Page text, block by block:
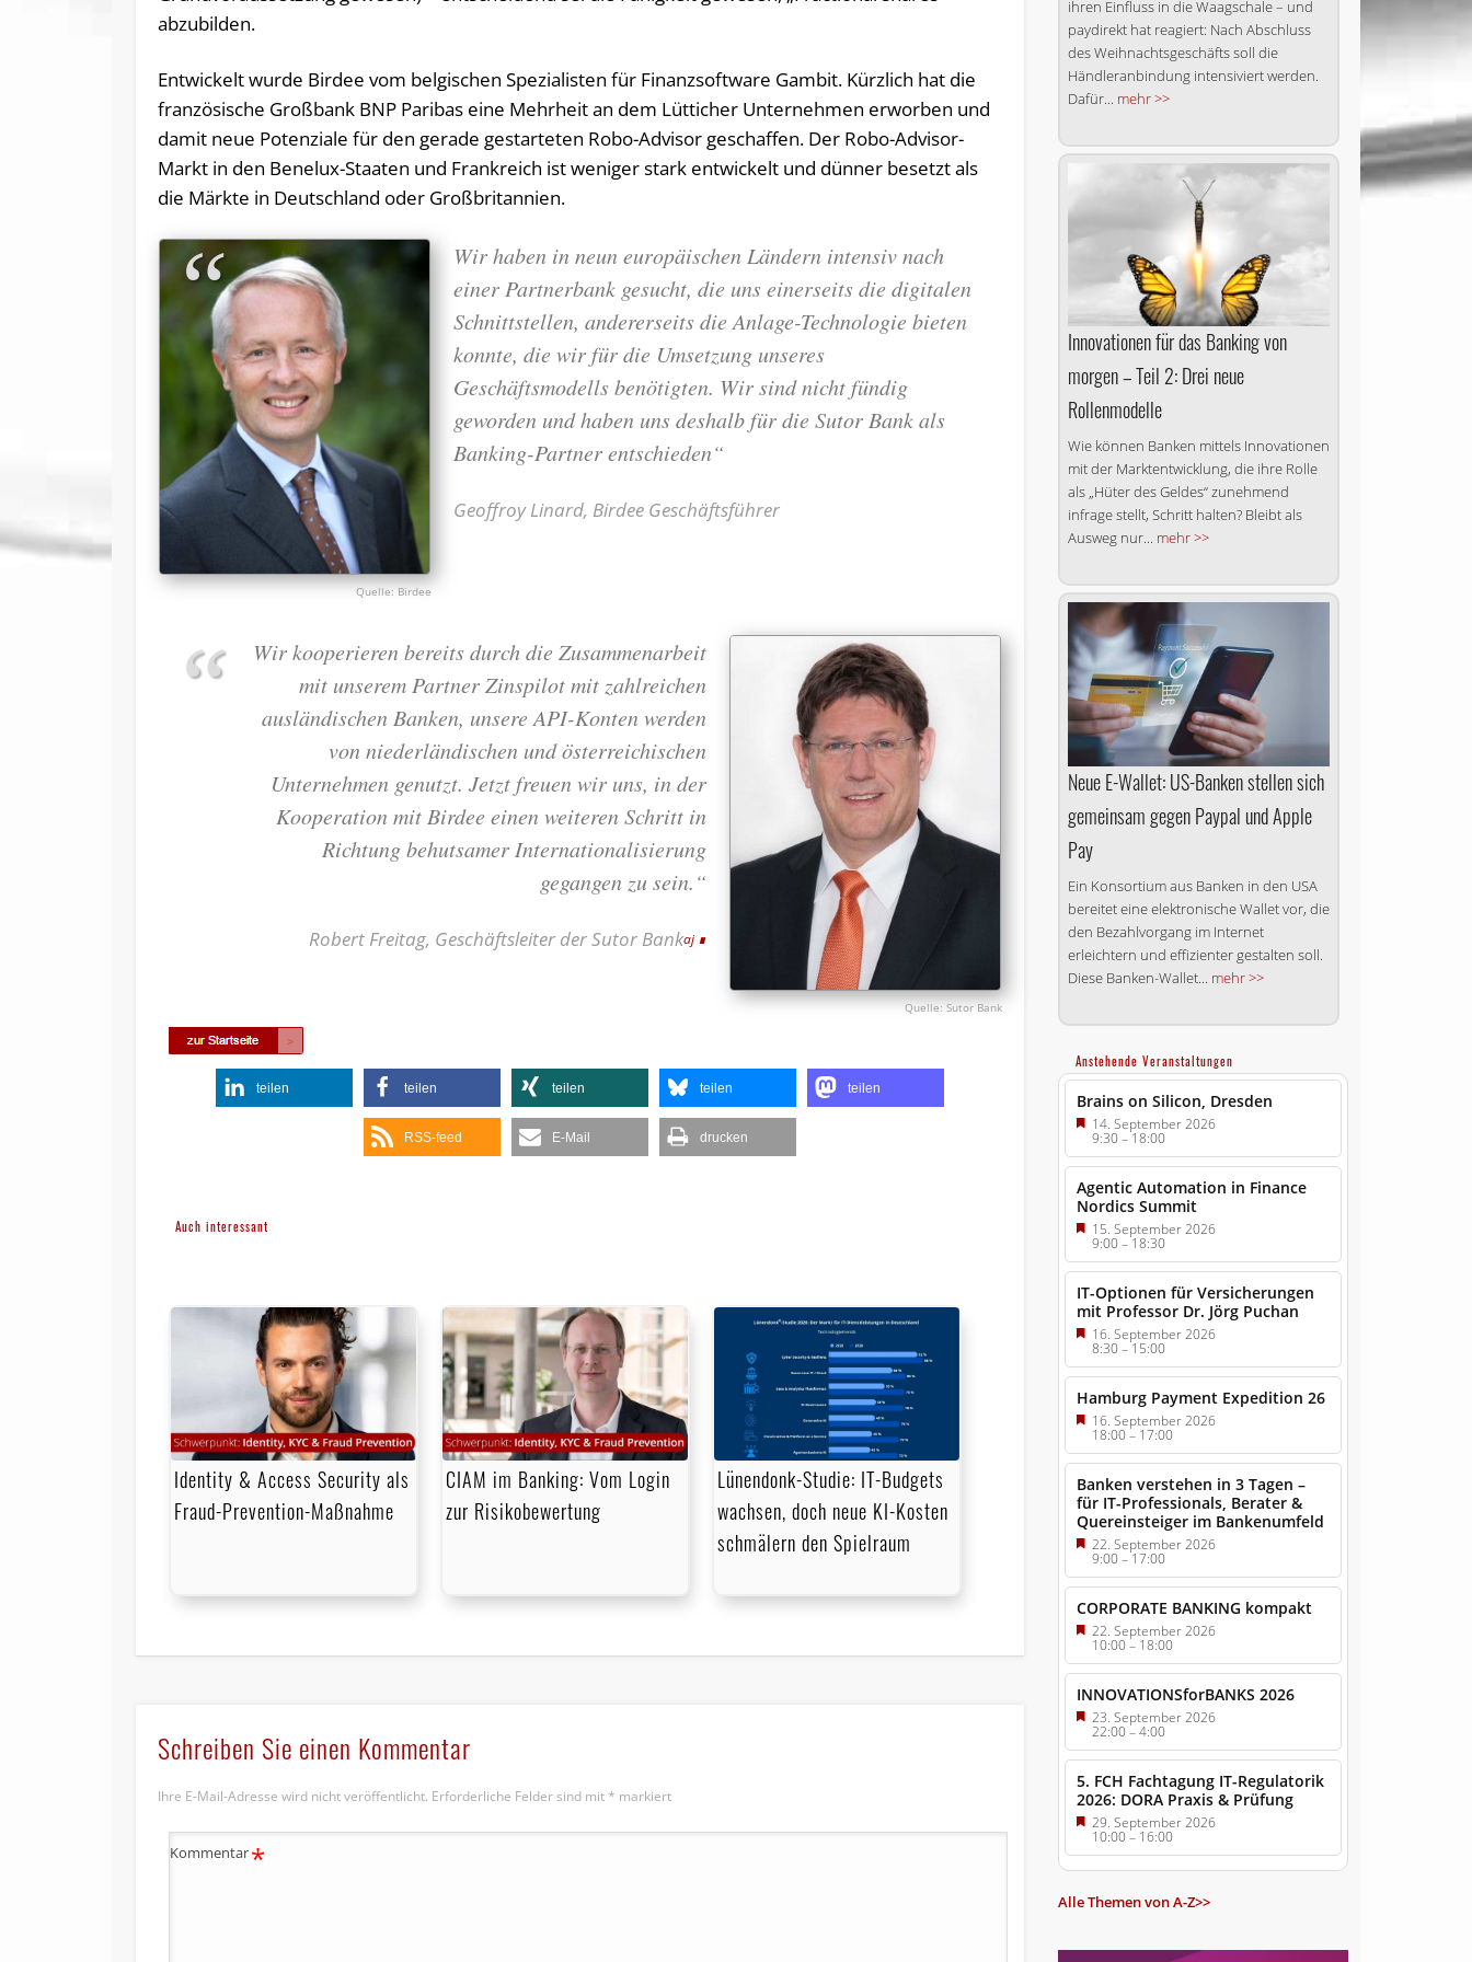
abzubilden.
Entwickelt wurde Birdee vom belgischen Spezialisten für Finanzsoftware Gambit. Kürzlich hat die
französische Großbank BNP Paribas eine Mehrheit an dem Lütticher Unternehmen erworben und
damit neue Potenziale für den gerade gestarteten Robo-Advisor geschaffen. Der Robo-Advisor-
Markt in den Benelux-Staaten und Frankreich ist weniger stark entwickelt und dünner besetzt als
die Märkte in Deutschland oder Großbritannien.
Birdee
Wir haben in neun europäischen Ländern intensiv nach
einer Partnerbank gesucht, die uns einerseits die digitalen
Schnittstellen, andererseits die Anlage-Technologie bieten
konnte, die wir für die Umsetzung unseres
Geschäftsmodells benötigten. Wir sind nicht fündig
geworden und haben uns deshalb für die Sutor Bank als
Banking-Partner entschieden“
Geoffroy Linard, Birdee Geschäftsführer
Sutor Bank
Wir kooperieren bereits durch die Zusammenarbeit
mit unserem Partner Zinspilot mit zahlreichen
ausländischen Banken, unsere API-Konten werden
von niederländischen und österreichischen
Unternehmen genutzt. Jetzt freuen wir uns, in der
Kooperation mit Birdee einen weiteren Schritt in
Richtung behutsamer Internationalisierung
gegangen zu sein.“
Robert Freitag, Geschäftsleiter der Sutor Bankaj
teilen teilen teilen teilen teilen
RSS-feed E-Mail drucken
Auch interessant
Identity & Access Security als
Fraud-Prevention-Maßnahme
CIAM im Banking: Vom Login
zur Risikobewertung
Lünendonk-Studie: IT-Budgets
wachsen, doch neue KI-Kosten
schmälern den Spielraum
Schreiben Sie einen Kommentar
Ihre E-Mail-Adresse wird nicht veröffentlicht. Erforderliche Felder sind mit * markiert
Kommentar*
ihren Einfluss in die Waagschale – und
paydirekt hat reagiert: Nach Abschluss
des Weihnachts­geschäfts soll die
Händleranbindung intensiviert werden.
Dafür... mehr >>
Innovationen für das Banking von
morgen – Teil 2: Drei neue
Rollenmodelle
Wie können Banken mittels Innovationen
mit der Markt­ent­wicklung, die ihre Rolle
als „Hüter des Geldes“ zunehmend
infrage stellt, Schritt halten? Bleibt als
Ausweg nur... mehr >>
Neue E-Wallet: US-Banken stellen sich
gemeinsam gegen Paypal und Apple
Pay
Ein Konsortium aus Banken in den USA
bereitet eine elektronische Wallet vor, die
den Bezahlvorgang im Internet
erleichtern und effizienter gestalten soll.
Diese Banken-Wallet... mehr >>
Anstehende Veranstaltungen
Brains on Silicon, Dresden
14. September 2026
9:30–18:00
Agentic Automation in Finance
Nordics Summit
15. September 2026
9:00–18:30
IT-Optionen für Versicherungen
mit Professor Dr. Jörg Puchan
16. September 2026
8:30–15:00
Hamburg Payment Expedition 26
16. September 2026
18:00– 17:00
Banken verstehen in 3 Tagen –
für IT-Professionals, Berater &
Quereinsteiger im Bankenumfeld
22. September 2026
9:00–17:00
CORPORATE BANKING kompakt
22. September 2026
10:00– 18:00
INNOVATIONSforBANKS 2026
23. September 2026
22:00–4:00
5. FCH Fachtagung IT-Regulatorik
2026: DORA Praxis & Prüfung
29. September 2026
10:00– 16:00
Alle Themen von A-Z>>